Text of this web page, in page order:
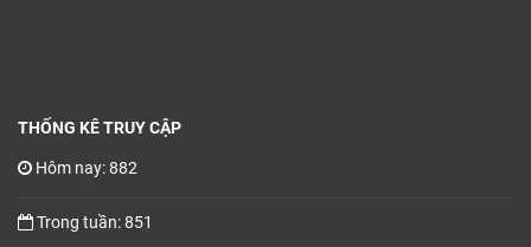
THỐNG KÊ TRUY CẬP
Hôm nay: 882
Trong tuần: 851